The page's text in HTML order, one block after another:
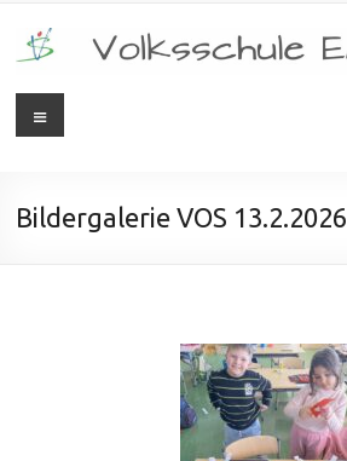
Bildergalerie VOS 13.2.2026